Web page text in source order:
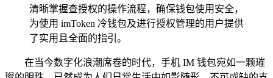
清晰掌握查授权的操作流程，确保钱包使用安全，
为使用 imToken 冷钱包及进行授权管理的用户提供
了实用且全面的指引。
在当今数字化浪潮席卷的时代，手机 IM 钱包宛如一颗璀